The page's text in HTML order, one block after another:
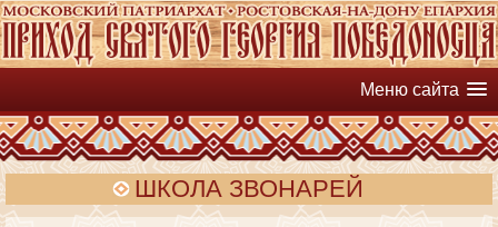
Меню сайта
ШКОЛА ЗВОНАРЕЙ